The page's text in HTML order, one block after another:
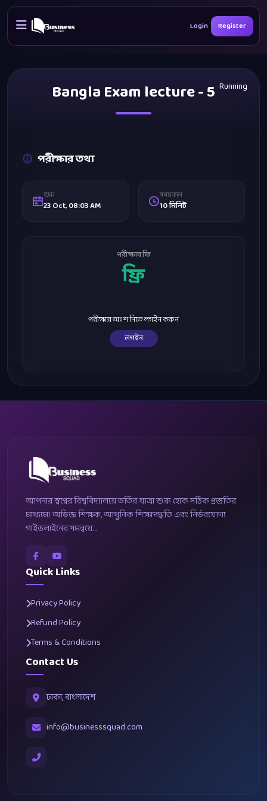
Login Register
Running
Bangla Exam lecture - 5
পরীক্ষার তথ্য
শুরু
23 Oct, 08:03 AM
সময়কাল
10 মিনিট
পরীক্ষার ফি
ফ্রি
পরীক্ষায় অংশ নিতে লগইন করুন
লগইন
আপনার স্বপ্নের বিশ্ববিদ্যালয়ে ভর্তির যাত্রা শুরু হোক সঠিক প্রস্তুতির
মাধ্যমে। অভিজ্ঞ শিক্ষক, আধুনিক শিক্ষাপদ্ধতি এবং নির্ভরযোগ্য
গাইডলাইনের সমন্বয়ে...
Quick Links
Privacy Policy
Refund Policy
Terms & Conditions
Contact Us
ঢাকা, বাংলাদেশ
info@businesssquad.com